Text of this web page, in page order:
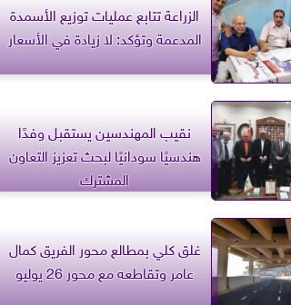
الزراعة تتابع عمليات توزيع الأسمدة
المدعمة وتؤكد: لا زيادة في الأسعار
نقيب المهندسين يستقبل وفدًا
هندسيًا سودانيًا لبحث تعزيز التعاون
المشترك
غلق كلي بمطالع محور الفريق كمال
عامر وتقاطعه مع محور 26 يوليو